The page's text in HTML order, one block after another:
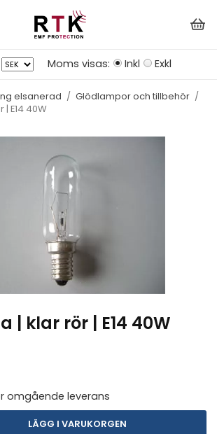
Moms visas: Inkl Exkl
elsanerad / Glödlampor och tillbehör /
E14 40W
| klar rör | E14 40W
omgående leverans
LÄGG I VARUKORGEN